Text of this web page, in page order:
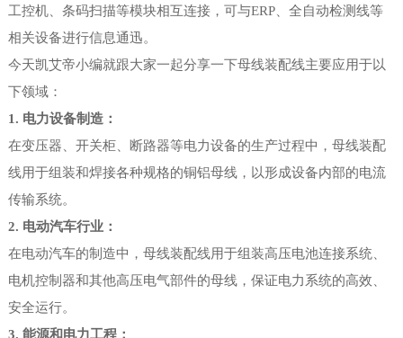
工控机、条码扫描等模块相互连接，可与ERP、全自动检测线等
相关设备进行信息通迅。
今天凯艾帝小编就跟大家一起分享一下母线装配线主要应用于以
下领域：
1. 电力设备制造：
在变压器、开关柜、断路器等电力设备的生产过程中，母线装配
线用于组装和焊接各种规格的铜铝母线，以形成设备内部的电流
传输系统。
2. 电动汽车行业：
在电动汽车的制造中，母线装配线用于组装高压电池连接系统、
电机控制器和其他高压电气部件的母线，保证电力系统的高效、
安全运行。
3. 能源和电力工程：